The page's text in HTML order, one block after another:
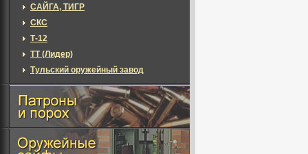
САЙГА, ТИГР
СКС
Т-12
ТТ (Лидер)
Тульский оружейный завод